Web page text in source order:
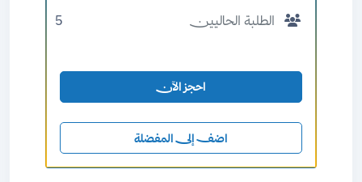
الطلبة الحاليين 5
احجز الآن
اضف إلى المفضلة